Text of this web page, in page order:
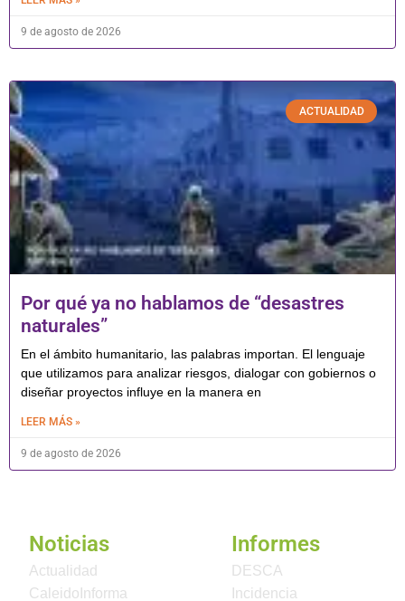
9 de agosto de 2026
ACTUALIDAD
Por qué ya no hablamos de “desastres
naturales”
En el ámbito humanitario, las palabras importan. El lenguaje
que utilizamos para analizar riesgos, dialogar con gobiernos o
diseñar proyectos influye en la manera en
LEER MÁS »
9 de agosto de 2026
Noticias
Actualidad
CaleidoInforma
Informes
DESCA
Incidencia